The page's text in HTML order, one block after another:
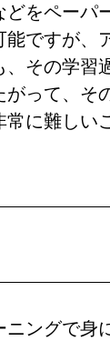
どをペーパ
能ですが、
、その学習
がって、そ
常に難しい
ニングで身